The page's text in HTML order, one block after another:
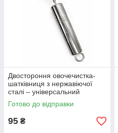
Двостороння овочечистка-
шатківниця з нержавіючої
сталі – універсальний
професійний інструмент
Готово до відправки
95 ₴